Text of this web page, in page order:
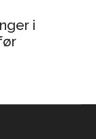
i